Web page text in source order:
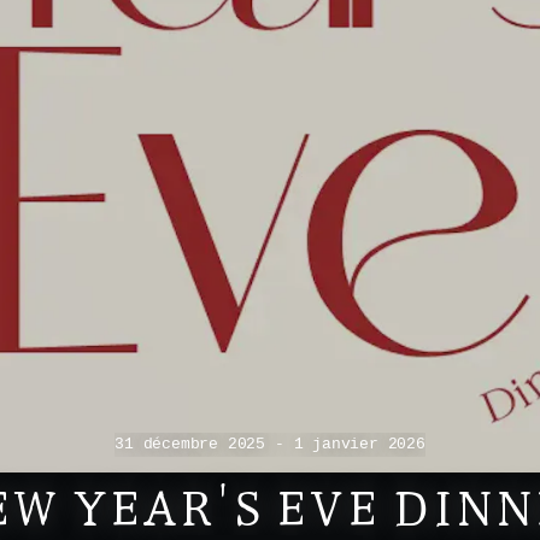
31 décembre 2025 - 1 janvier 2026
YEAR'S EVE